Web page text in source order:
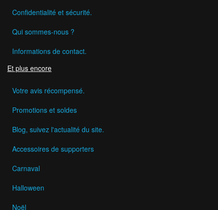
Confidentialité et sécurité.
Qui sommes-nous ?
Informations de contact.
Et plus encore
Votre avis récompensé.
Promotions et soldes
Blog, suivez l'actualité du site.
Accessoires de supporters
Carnaval
Halloween
Noël